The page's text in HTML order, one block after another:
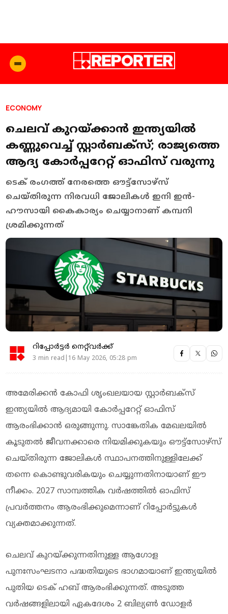
ECONOMY
ചെലവ് കുറയ്ക്കാന്‍ ഇന്ത്യയില്‍
കണ്ണുവെച്ച് സ്റ്റാര്‍ബക്‌സ്; രാജ്യത്തെ
ആദ്യ കോര്‍പ്പറേറ്റ് ഓഫിസ് വരുന്നു
ടെക് രംഗത്ത്‌ നേരത്തെ ഔട്ട്സോഴ്സ്
ചെയ്തിരുന്ന നിരവധി ജോലികള്‍ ഇനി ഇന്‍-
ഹൗസായി കൈകാര്യം ചെയ്യാനാണ് കമ്പനി
ശ്രമിക്കുന്നത്
റിപ്പോർട്ടർ നെറ്റ്‌വര്‍ക്ക്‌
3 min read|16 May 2026, 05:28 pm
അമേരിക്കന്‍ കോഫി ശൃംഖലയായ സ്റ്റാര്‍ബക്‌സ്
ഇന്ത്യയില്‍ ആദ്യമായി കോര്‍പ്പറേറ്റ് ഓഫിസ്
ആരംഭിക്കാന്‍ ഒരുങ്ങുന്നു. സാങ്കേതിക മേഖലയില്‍
കൂടുതല്‍ ജീവനക്കാരെ നിയമിക്കുകയും ഔട്ട്സോഴ്സ്
ചെയ്തിരുന്ന ജോലികള്‍ സ്ഥാപനത്തിനുള്ളിലേക്ക്
തന്നെ കൊണ്ടുവരികയും ചെയ്യുന്നതിനായാണ് ഈ
നീക്കം. 2027 സാമ്പത്തിക വര്‍ഷത്തില്‍ ഓഫിസ്
പ്രവര്‍ത്തനം ആരംഭിക്കുമെന്നാണ് റിപ്പോര്‍ട്ടുകള്‍
വ്യക്തമാക്കുന്നത്.
ചെലവ് കുറയ്ക്കുന്നതിനുള്ള ആഗോള
പുനഃസംഘടനാ പദ്ധതിയുടെ ഭാഗമായാണ് ഇന്ത്യയില്‍
പുതിയ ടെക് ഹബ് ആരംഭിക്കുന്നത്. അടുത്ത
വര്‍ഷങ്ങളിലായി ഏകദേശം 2 ബില്യണ്‍ ഡോളര്‍